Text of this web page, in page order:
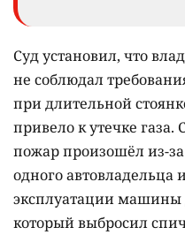
Суд установил, что
не соблюдал
при длительной
привело к утечке
пожар произошёл из-
одного
эксплуатации машины
который выбросил